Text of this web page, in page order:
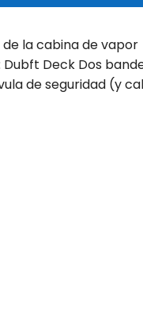
la cabina de
Dubft Deck Dos
de seguridad (y